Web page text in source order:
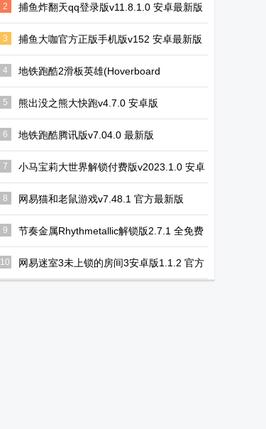
2 捕鱼炸翻天qq登录版v11.8.1.0 安卓最新版
3 捕鱼大咖官方正版手机版v152 安卓最新版
4
地铁跑酷2滑板英雄(Hoverboard
Heroes)v1.12.0 国际版
5 熊出没之熊大快跑v4.7.0 安卓版
6 地铁跑酷腾讯版v7.04.0 最新版
7
小马宝莉大世界解锁付费版v2023.1.0 安卓
最新版
8 网易猫和老鼠游戏v7.48.1 官方最新版
9
节奏金属Rhythmetallic解锁版2.7.1 全免费
版
10
网易迷室3未上锁的房间3安卓版1.1.2 官方
手机版